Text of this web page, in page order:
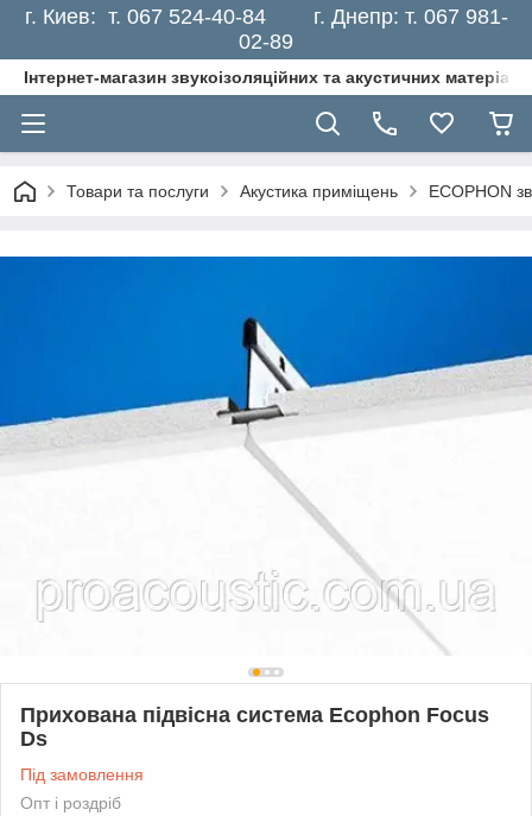
г. Киев: т. 067 524-40-84 г. Днепр: т. 067 981-
02-89
Інтернет-магазин звукоізоляційних та акустичних
Товари та послуги Акустика приміщень ECOPHON
Прихована підвісна система Ecophon Focus
Ds
Під замовлення
Опт і роздріб